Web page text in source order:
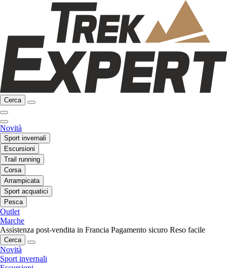
Cerca
Novità
Sport invernali
Escursioni
Trail running
Corsa
Arrampicata
Sport acquatici
Pesca
Outlet
Marche
Assistenza post-vendita in Francia Pagamento sicuro Reso facile
Cerca
Novità
Sport invernali